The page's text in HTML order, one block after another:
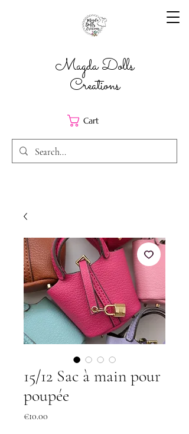
Magda Dolls
Creations
Cart
15/12 Sac à main pour
poupée
€10.00